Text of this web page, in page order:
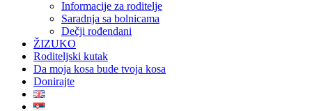
Informacije za roditelje
Saradnja sa bolnicama
Dečji rođendani
ŽIZUKO
Roditeljski kutak
Da moja kosa bude tvoja kosa
Donirajte